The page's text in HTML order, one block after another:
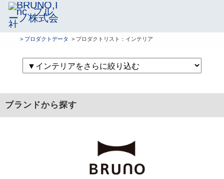
> プロダクトデータ > プロダクトリスト：インテリア
ブランドから探す